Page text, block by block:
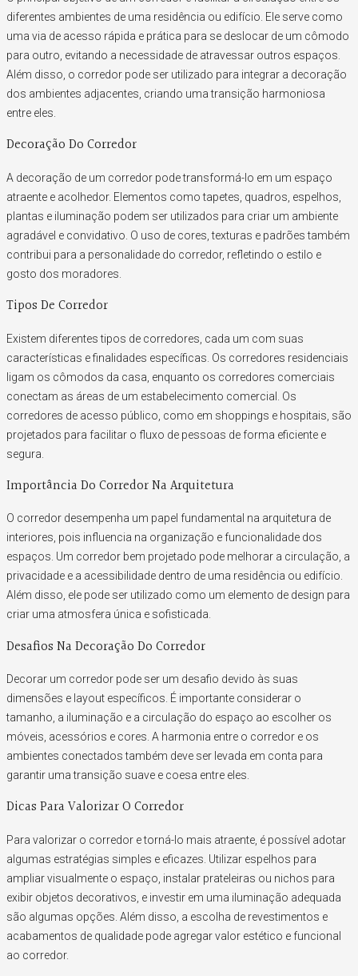
diferentes ambientes de uma residência ou edifício. Ele serve como
uma via de acesso rápida e prática para se deslocar de um cômodo
para outro, evitando a necessidade de atravessar outros espaços.
Além disso, o corredor pode ser utilizado para integrar a decoração
dos ambientes adjacentes, criando uma transição harmoniosa
entre eles.
Decoração Do Corredor
A decoração de um corredor pode transformá-lo em um espaço
atraente e acolhedor. Elementos como tapetes, quadros, espelhos,
plantas e iluminação podem ser utilizados para criar um ambiente
agradável e convidativo. O uso de cores, texturas e padrões também
contribui para a personalidade do corredor, refletindo o estilo e
gosto dos moradores.
Tipos De Corredor
Existem diferentes tipos de corredores, cada um com suas
características e finalidades específicas. Os corredores residenciais
ligam os cômodos da casa, enquanto os corredores comerciais
conectam as áreas de um estabelecimento comercial. Os
corredores de acesso público, como em shoppings e hospitais, são
projetados para facilitar o fluxo de pessoas de forma eficiente e
segura.
Importância Do Corredor Na Arquitetura
O corredor desempenha um papel fundamental na arquitetura de
interiores, pois influencia na organização e funcionalidade dos
espaços. Um corredor bem projetado pode melhorar a circulação, a
privacidade e a acessibilidade dentro de uma residência ou edifício.
Além disso, ele pode ser utilizado como um elemento de design para
criar uma atmosfera única e sofisticada.
Desafios Na Decoração Do Corredor
Decorar um corredor pode ser um desafio devido às suas
dimensões e layout específicos. É importante considerar o
tamanho, a iluminação e a circulação do espaço ao escolher os
móveis, acessórios e cores. A harmonia entre o corredor e os
ambientes conectados também deve ser levada em conta para
garantir uma transição suave e coesa entre eles.
Dicas Para Valorizar O Corredor
Para valorizar o corredor e torná-lo mais atraente, é possível adotar
algumas estratégias simples e eficazes. Utilizar espelhos para
ampliar visualmente o espaço, instalar prateleiras ou nichos para
exibir objetos decorativos, e investir em uma iluminação adequada
são algumas opções. Além disso, a escolha de revestimentos e
acabamentos de qualidade pode agregar valor estético e funcional
ao corredor.